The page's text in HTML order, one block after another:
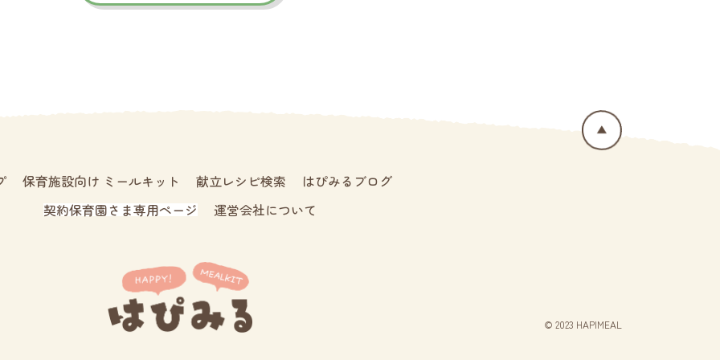
保育施設向け ミールキット 献立レシピ検索
はぴみるブログ
契約保育園さま専用ページ
運営会社について
© 2023 HAPIMEAL